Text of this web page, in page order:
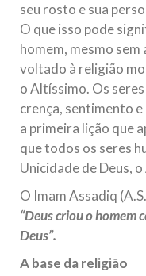
seu rosto e sua
O que isso pode
homem, mesmo
voltado à religião
o Altíssimo. Os
crença, sentimento
a primeira lição que
que todos os seres
Unicidade de Deus,
O Imam Assadiq
“Deus criou o homem
Deus”.
A base da religião